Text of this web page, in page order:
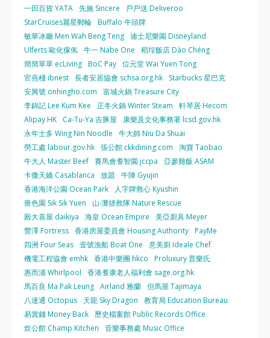
一田百貨 YATA 先施 Sincere
戶戶送 Deliveroo
StarCruises麗星郵輪 Buffalo 牛頭牌
敏華冰廳 Men Wah Beng Teng 迪士尼樂園 Disneyland
Ulferts 歐化傢俬 牛一 Nabe One
稻埕飯店 Dào Chéng
簡簡單單 ecLiving BoC Pay 位元堂 Wai Yuen Tong
官燕棧 ibnest 長者安居協會 schsa.org.hk
Starbucks 星巴克
安興號 onhingho.com
富城火鍋 Treasure City
李錦記 Lee Kum Kee
正冬火鍋 Winter Steam
軒琴居 Hecom
Alipay HK
Ca-Tu-Ya 吉豚屋
康樂及文化事務署 lcsd.gov.hk
永年士多 Wing Nin Noodle
牛大帥 Niu Da Shuai
勞工處 labour.gov.hk 張公館 ckkdining.com
淘寶 Taobao
牛大人 Master Beef 賽馬會耆智園 jccpa
亞參雞飯 ASAM
卡撒天嬌 Casablanca
放題
牛陣 Gyujin
香港海洋公園 Ocean Park
人字牌救心 Kyushin
嗇色園 Sik Sik Yuen
山‧灘拯救隊 Nature Rescue
殿大喜屋 daikiya
海皇 Ocean Empire
美亞廚具 Meyer
豐澤 Fortress 香港房屋委員會 Housing Authority PayMe
四洲 Four Seas 壹號漁船 Boat One
意美廚 Ideale Chef
機電工程協會 emhk 香港中樂團 hkco
Proluxury 普樂氏
惠而浦 Whirlpool
香港耆康老人福利會 sage.org.hk
馬百良 Ma Pak Leung Airland 雅蘭 但馬屋 Tajimaya
八達通 Octopus
天龍 Sky Dragon
教育局 Education Bureau
易賞錢 Money Back
歷史檔案館 Public Records Office
炊公館 Champ Kitchen
音樂事務處 Music Office